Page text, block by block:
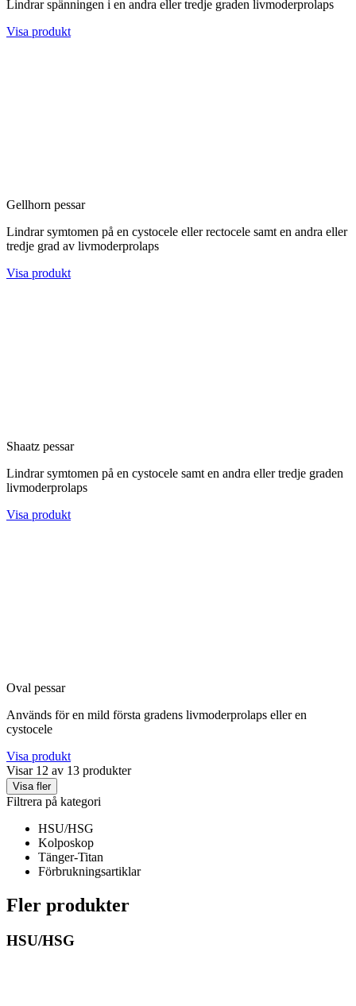
Lindrar spänningen i en andra eller tredje graden livmoderprolaps
Visa produkt
Gellhorn pessar
Lindrar symtomen på en cystocele eller rectocele samt en andra eller
tredje grad av livmoderprolaps
Visa produkt
Shaatz pessar
Lindrar symtomen på en cystocele samt en andra eller tredje graden
livmoderprolaps
Visa produkt
Oval pessar
Används för en mild första gradens livmoderprolaps eller en
cystocele
Visa produkt
Visar 12 av 13 produkter
Visa fler
Filtrera på kategori
HSU/HSG
Kolposkop
Tänger-Titan
Förbrukningsartiklar
Fler produkter
HSU/HSG